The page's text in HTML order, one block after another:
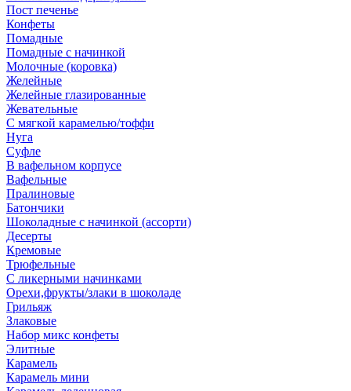
Пост печенье
Конфеты
Помадные
Помадные с начинкой
Молочные (коровка)
Желейные
Желейные глазированные
Жевательные
С мягкой карамелью/тоффи
Нуга
Суфле
В вафельном корпусе
Вафельные
Пралиновые
Батончики
Шоколадные с начинкой (ассорти)
Десерты
Кремовые
Трюфельные
С ликерными начинками
Орехи,фрукты/злаки в шоколаде
Грильяж
Злаковые
Набор микс конфеты
Элитные
Карамель
Карамель мини